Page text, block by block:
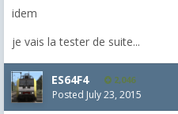
idem
je vais la tester de suite...
ES64F4 2,046
Posted July 23, 2015